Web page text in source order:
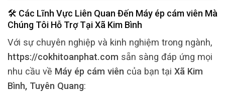
🛠️ Các Lĩnh Vực Liên Quan Đến Máy ép cám viên Mà
Chúng Tôi Hỗ Trợ TạiXã Kim Bình
Với sự chuyên nghiệp và kinh nghiệm trong ngành,
https://cokhitoanphat.com sẵn sàng đáp ứng mọi
nhu cầu về Máy ép cám viên của bạn tại Xã Kim
Bình, Tuyên Quang: